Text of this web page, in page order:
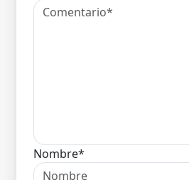
Nombre*